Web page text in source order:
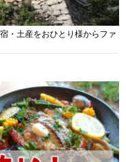
・土産をおひとり様からファ